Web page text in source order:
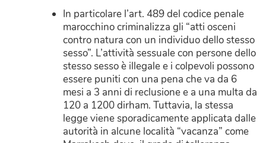
In particolare l’art. 489 del codice penale
marocchino criminalizza gli “atti osceni
contro natura con un individuo dello stesso
sesso”. L’attività sessuale con persone dello
stesso sesso è illegale e i colpevoli possono
essere puniti con una pena che va da 6
mesi a 3 anni di reclusione e a una multa da
120 a 1200 dirham. Tuttavia, la stessa
legge viene sporadicamente applicata dalle
autorità in alcune località “vacanza” come